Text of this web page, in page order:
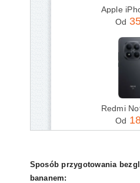
Od
Od
Sposób przygotowania
bananem: